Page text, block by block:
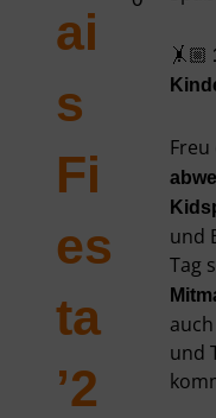
ai
s
Fi
es
ta
’2
🤸🏼
und
Tag
und